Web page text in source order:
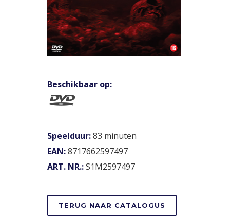
Beschikbaar op:
Speelduur:83 minuten
EAN:8717662597497
ART. NR.:S1M2597497
TERUG NAAR CATALOGUS